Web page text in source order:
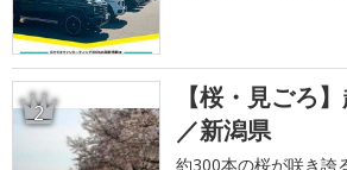
2
【桜・見ごろ
／新潟県
約300本の桜が咲き誇